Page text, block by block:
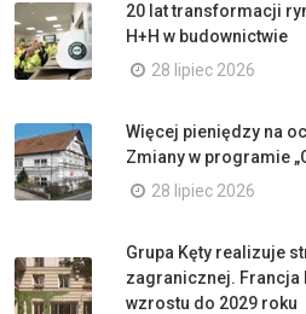
20 lat transformacji
H+H w budownictwie
28 lipiec 2026
Więcej pieniędzy na
Zmiany w programie
28 lipiec 2026
Grupa Kęty realizuje
zagranicznej. Francja
wzrostu do 2029 roku